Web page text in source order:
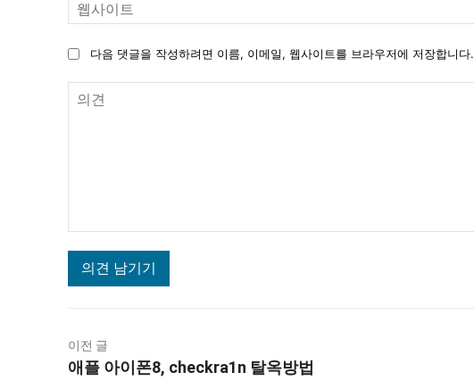
다음 댓글을 작성하려면 이름, 이메일, 웹사이트를 브라우저에 저장합니다.
이전 글
애플 아이폰8, checkra1n 탈옥방법